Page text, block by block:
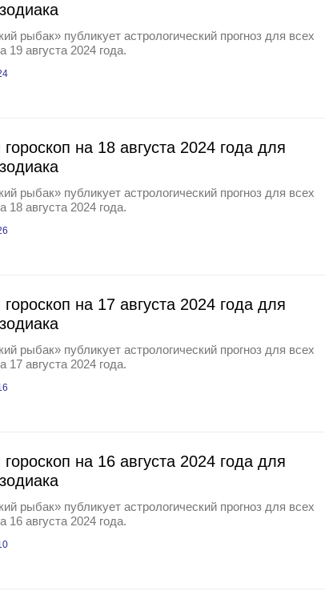
рыбак» публикует астрологический прогноз для всех
19 августа 2024 года.
на 18 августа 2024 года для
рыбак» публикует астрологический прогноз для всех
18 августа 2024 года.
на 17 августа 2024 года для
рыбак» публикует астрологический прогноз для всех
17 августа 2024 года.
на 16 августа 2024 года для
рыбак» публикует астрологический прогноз для всех
16 августа 2024 года.